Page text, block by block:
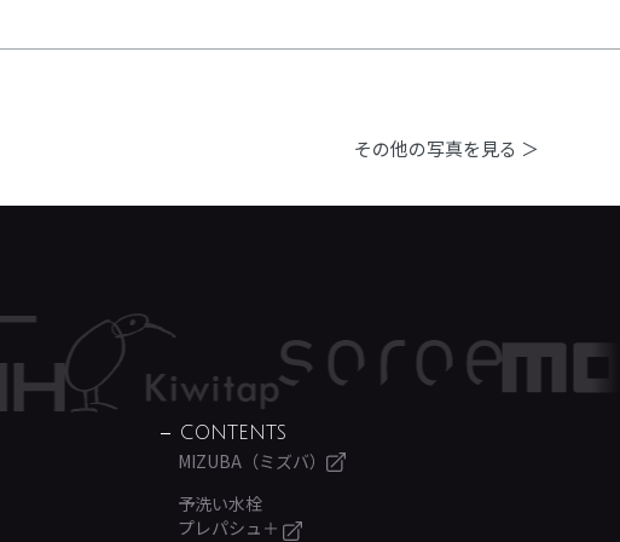
その他の写真を見る ＞
CONTENTS
MIZUBA（ミズバ）
予洗い水栓
プレパシュ＋